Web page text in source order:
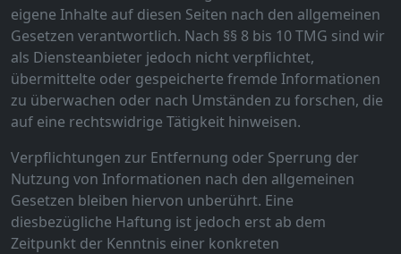
eigene Inhalte auf diesen Seiten nach den allgemeinen
Gesetzen verantwortlich. Nach §§ 8 bis 10 TMG sind wir
als Diensteanbieter jedoch nicht verpflichtet,
übermittelte oder gespeicherte fremde Informationen
zu überwachen oder nach Umständen zu forschen, die
auf eine rechtswidrige Tätigkeit hinweisen.
Verpflichtungen zur Entfernung oder Sperrung der
Nutzung von Informationen nach den allgemeinen
Gesetzen bleiben hiervon unberührt. Eine
diesbezügliche Haftung ist jedoch erst ab dem
Zeitpunkt der Kenntnis einer konkreten